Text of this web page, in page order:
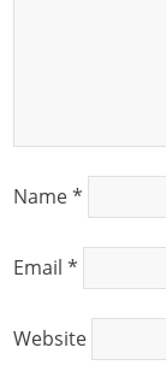
Name*
Email*
Website